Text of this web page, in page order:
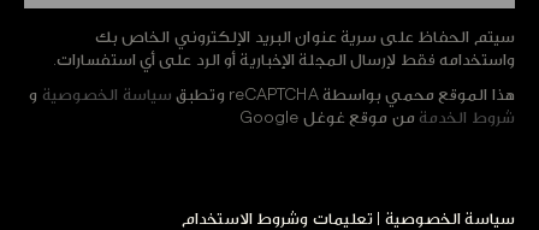
سيتم الحفاظ على سرية عنوان البريد الإلكتروني الخاص بك
واستخدامه فقط لإرسال المجلة الإخبارية أو الرد على أي استفسارات.
هذا الموقع محمي بواسطة reCAPTCHA وتطبق سياسة الخصوصية و
شروط الخدمة من موقع غوغل Google
سياسة الخصوصية تعليمات وشروط الاستخدام